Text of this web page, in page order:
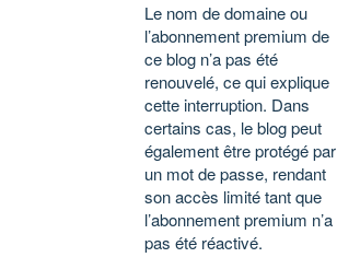
Le nom de domaine ou
l’abonnement premium de
ce blog n’a pas été
renouvelé, ce qui explique
cette interruption. Dans
certains cas, le blog peut
également être protégé par
un mot de passe, rendant
son accès limité tant que
l’abonnement premium n’a
pas été réactivé.